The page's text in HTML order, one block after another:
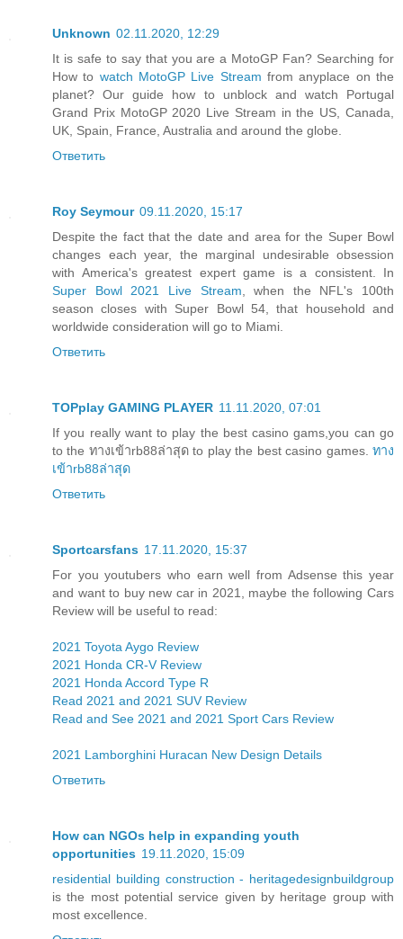
Unknown 02.11.2020, 12:29
It is safe to say that you are a MotoGP Fan? Searching for
How to watch MotoGP Live Stream from anyplace on the
planet? Our guide how to unblock and watch Portugal
Grand Prix MotoGP 2020 Live Stream in the US, Canada,
UK, Spain, France, Australia and around the globe.
Ответить
Roy Seymour 09.11.2020, 15:17
Despite the fact that the date and area for the Super Bowl
changes each year, the marginal undesirable obsession
with America's greatest expert game is a consistent. In
Super Bowl 2021 Live Stream, when the NFL's 100th
season closes with Super Bowl 54, that household and
worldwide consideration will go to Miami.
Ответить
TOPplay GAMING PLAYER 11.11.2020, 07:01
If you really want to play the best casino gams,you can go
to the ทางเข้าrb88ล่าสุด to play the best casino games. ทาง
เข้าrb88ล่าสุด
Ответить
Sportcarsfans 17.11.2020, 15:37
For you youtubers who earn well from Adsense this year
and want to buy new car in 2021, maybe the following Cars
Review will be useful to read:
2021 Toyota Aygo Review
2021 Honda CR-V Review
2021 Honda Accord Type R
Read 2021 and 2021 SUV Review
Read and See 2021 and 2021 Sport Cars Review
2021 Lamborghini Huracan New Design Details
Ответить
How can NGOs help in expanding youth
opportunities 19.11.2020, 15:09
residential building construction - heritagedesignbuildgroup
is the most potential service given by heritage group with
most excellence.